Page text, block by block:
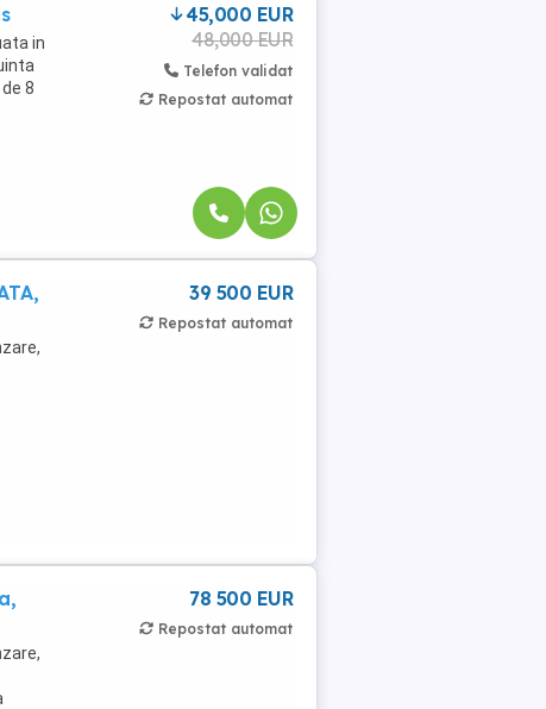
in
8
45,000 EUR
48,000 EUR
Telefon validat
Repostat automat
39 500 EUR
Repostat automat
78 500 EUR
Repostat automat